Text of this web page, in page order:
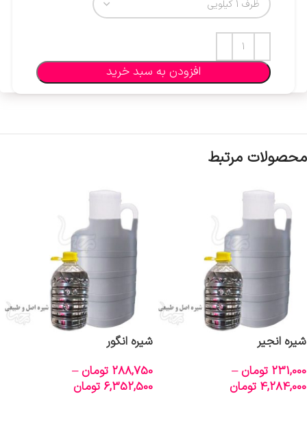
افزودن به سبد خرید
محصولات مرتبط
شیره انجیر
231,000 تومان –
4,284,000 تومان
شیره انگور
288,750 تومان –
6,352,500 تومان